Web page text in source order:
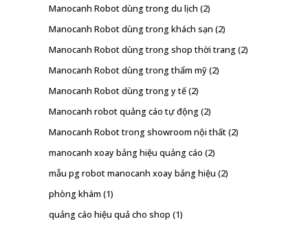
Manocanh Robot dùng trong du lịch (2)
Manocanh Robot dùng trong khách sạn (2)
Manocanh Robot dùng trong shop thời trang(2)
Manocanh Robot dùng trong thẩm mỹ(2)
Manocanh Robot dùng trong y tế(2)
Manocanh robot quảng cáo tự động(2)
Manocanh Robot trong showroom nội thất(2)
manocanh xoay bảng hiệu quảng cáo (2)
mẫu pg robot manocanh xoay bảng hiệu (2)
phòng khám (1)
quảng cáo hiệu quả cho shop (1)